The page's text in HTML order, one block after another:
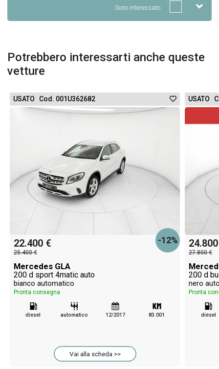
Sono interessato
Potrebbero interessarti anche queste
vetture
USATO Cod. 001U362682
-12%
22.400 €
25.400 €
Mercedes GLA
200 d sport 4matic auto
bianco automatico
Pronta consegna
diesel automatico 12/2017 83.001
Vai alla scheda >>
USATO
27.800 €
200 d
nero
Pronta
diesel